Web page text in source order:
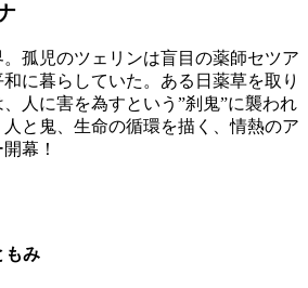
孤児のツェリンは盲目の薬師セツア
に暮らしていた。ある日薬草を取り
人に害を為すという”刹鬼”に襲われ
鬼、生命の循環を描く、情熱のア
幕！
もみ